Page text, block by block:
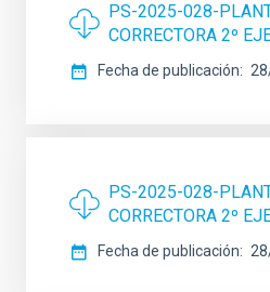
PS-2025-028-
CORRECTORA 2º
Fecha de publicación
PS-2025-028-
CORRECTORA 2º
Fecha de publicación